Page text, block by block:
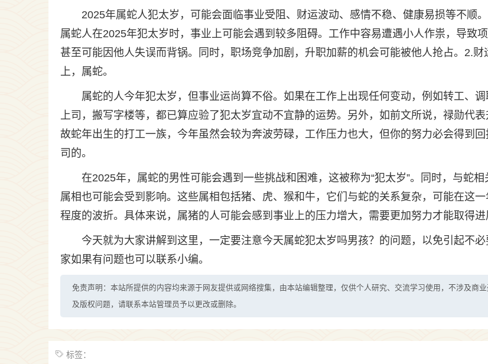
2025年属蛇人犯太岁，可能会面临事业受阻、财运波动、感情不稳、健康易损等不顺。
属蛇人在2025年犯太岁时，事业上可能会遇到较多阻碍。工作中容易遭遇小人作祟，导致项
甚至可能因他人失误而背锅。同时，职场竞争加剧，升职加薪的机会可能被他人抢占。2.财
上，属蛇。
属蛇的人今年犯太岁，但事业运尚算不俗。如果在工作上出现任何变动，例如转工、
上司，搬写字楼等，都已算应验了犯太岁宜动不宜静的运势。另外，如前文所说，禄勋代表
故蛇年出生的打工一族，今年虽然会较为奔波劳碌，工作压力也大，但你的努力必会得到
司的。
在2025年，属蛇的男性可能会遇到一些挑战和困难，这被称为“犯太岁”。同时，与蛇相
属相也可能会受到影响。这些属相包括猪、虎、猴和牛，它们与蛇的关系复杂，可能在这一
程度的波折。具体来说，属猪的人可能会感到事业上的压力增大，需要更加努力才能取得进
今天就为大家讲解到这里，一定要注意今天属蛇犯太岁吗男孩？的问题，以免引起不
家如果有问题也可以联系小编。
免责声明：本站所提供的内容均来源于网友提供或网络搜集，由本站编辑整理，仅供个人研究、交流学习使用，不涉及商
及版权问题，请联系本站管理员予以更改或删除。
标签：